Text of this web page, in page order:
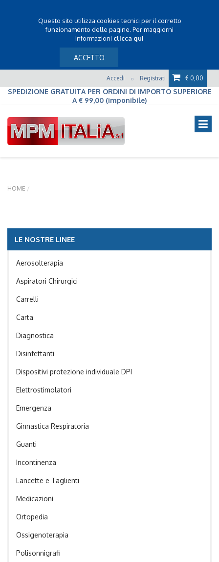
Questo sito utilizza cookies tecnici per il corretto
funzionamento delle pagine. Per maggiorni
informazioni clicca qui
ACCETTO
Accedi o Registrati € 0,00
SPEDIZIONE GRATUITA PER ORDINI DI IMPORTO SUPERIORE
A € 99,00 (imponibile)
HOME
LE NOSTRE LINEE
Aerosolterapia
Aspiratori Chirurgici
Carrelli
Carta
Diagnostica
Disinfettanti
Dispositivi protezione individuale DPI
Elettrostimolatori
Emergenza
Ginnastica Respiratoria
Guanti
Incontinenza
Lancette e Taglienti
Medicazioni
Ortopedia
Ossigenoterapia
Polisonnigrafi